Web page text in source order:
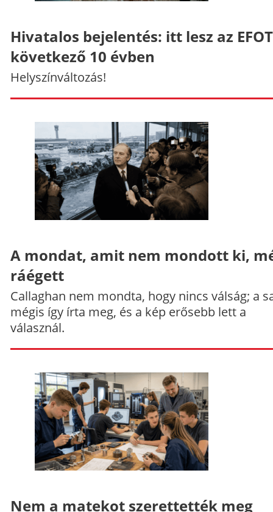
Hivatalos bejelentés: itt lesz az
következő 10 évben
Helyszínváltozás!
A mondat, amit nem mondott ki,
ráégett
Callaghan nem mondta, hogy nincs válság; a
mégis így írta meg, és a kép erősebb lett a
válasznál.
Nem a matekot szerettették meg